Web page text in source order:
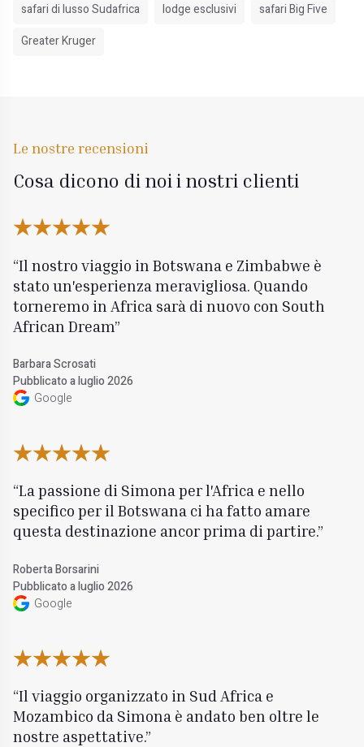
safari di lusso Sudafrica
lodge esclusivi
safari Big Five
Greater Kruger
Le nostre recensioni
Cosa dicono di noi i nostri clienti
Il nostro viaggio in Botswana e Zimbabwe è
stato un'esperienza meravigliosa. Quando
torneremo in Africa sarà di nuovo con South
African Dream
Barbara Scrosati
Pubblicato a luglio 2026
Google
La passione di Simona per l'Africa e nello
specifico per il Botswana ci ha fatto amare
questa destinazione ancor prima di partire.
Roberta Borsarini
Pubblicato a luglio 2026
Google
Il viaggio organizzato in Sud Africa e
Mozambico da Simona è andato ben oltre le
nostre aspettative.